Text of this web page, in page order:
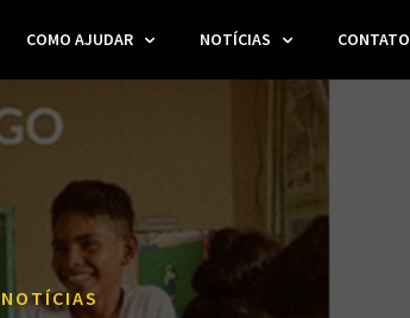
COMO AJUDAR NOTÍCIAS CONTATO
NOTÍCIAS